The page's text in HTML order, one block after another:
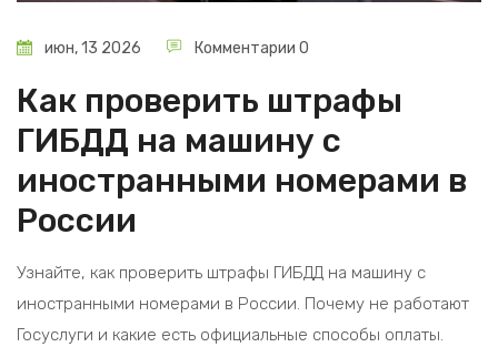
июн, 13 2026 Комментарии 0
Как проверить штрафы
ГИБДД на машину с
иностранными номерами в
России
Узнайте, как проверить штрафы ГИБДД на машину с
иностранными номерами в России. Почему не работают
Госуслуги и какие есть официальные способы оплаты.